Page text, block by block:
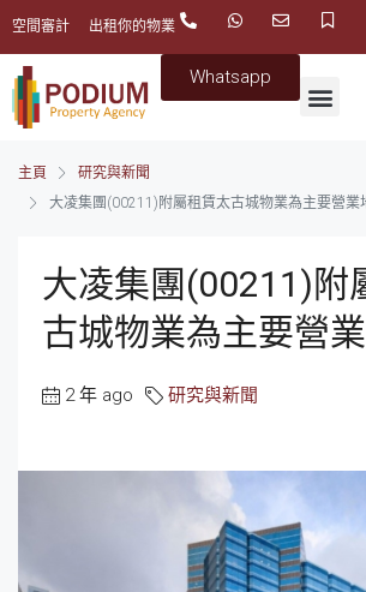
空間審計 出租你的物業
Whatsapp
主頁
研究與新聞
大凌集團(00211)附屬租賃太古城物業為主要營業
大凌集團(00211)附
古城物業為主要營
2 年 ago 研究與新聞